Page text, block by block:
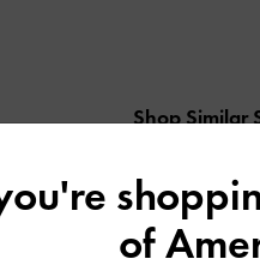
Shop Similar
of